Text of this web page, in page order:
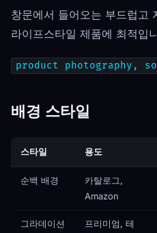
창문에서 들어오는 부드럽고
라이프스타일 제품에 최적입
product
배경 스타일
스타일 용도
순백 배경
카탈로그,
Amazon
그라데이션
프리미엄, 테